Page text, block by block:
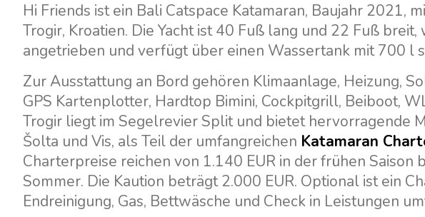
Hi Friends ist ein Bali Catspace Katamaran, Baujahr 2021,
Trogir, Kroatien. Die Yacht ist 40 Fuß lang und 22 Fuß
angetrieben und verfügt über einen Wassertank mit 700 l
Zur Ausstattung an Bord gehören Klimaanlage, Heizung,
GPS Kartenplotter, Hardtop Bimini, Cockpitgrill, Beiboot,
Trogir liegt im Segelrevier Split und bietet hervorragende
Šolta und Vis, als Teil der umfangreichen Katamaran
Charterpreise reichen von 1.140 EUR in der frühen Saison
Sommer. Die Kaution beträgt 2.000 EUR. Optional ist ein
Endreinigung, Gas, Bettwäsche und Check in Leistungen